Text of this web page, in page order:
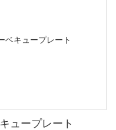
ュープレート